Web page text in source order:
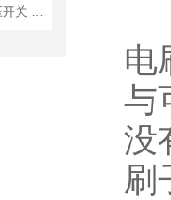
电
与
没
刷